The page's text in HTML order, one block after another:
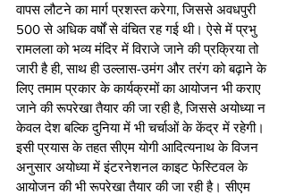
वापस लौटने का मार्ग प्रशस्त करेगा, जिससे अवधपुरी
500 से अधिक वर्षों से वंचित रह गई थी। ऐसे में प्रभु
रामलला को भव्य मंदिर में विराजे जाने की प्रक्रिया तो
जारी है ही, साथ ही उल्लास-उमंग और तरंग को बढ़ाने के
लिए तमाम प्रकार के कार्यक्रमों का आयोजन भी कराए
जाने की रूपरेखा तैयार की जा रही है, जिससे अयोध्या न
केवल देश बल्कि दुनिया में भी चर्चाओं के केंद्र में रहेगी।
इसी प्रयास के तहत सीएम योगी आदित्यनाथ के विजन
अनुसार अयोध्या में इंटरनेशनल काइट फेस्टिवल के
आयोजन की भी रूपरेखा तैयार की जा रही है। सीएम